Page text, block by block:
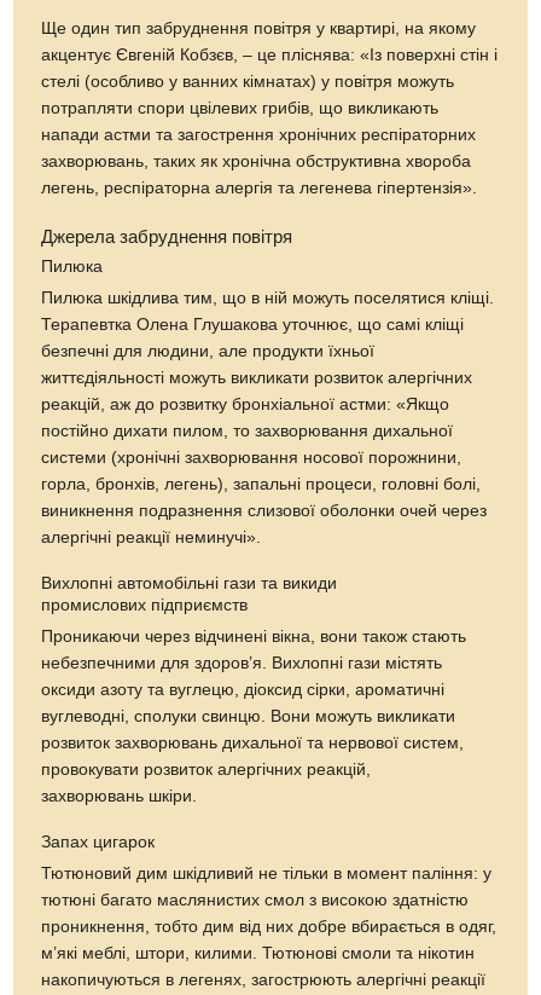
Ще один тип забруднення повітря у квартирі, на якому
акцентує Євгеній Кобзєв, – це пліснява: «Із поверхні стін і
стелі (особливо у ванних кімнатах) у повітря можуть
потрапляти спори цвілевих грибів, що викликають
напади астми та загострення хронічних респіраторних
захворювань, таких як хронічна обструктивна хвороба
легень, респіраторна алергія та легенева гіпертензія».
Джерела забруднення повітря
Пилюка
Пилюка шкідлива тим, що в ній можуть поселятися кліщі.
Терапевтка Олена Глушакова уточнює, що самі кліщі
безпечні для людини, але продукти їхньої
життєдіяльності можуть викликати розвиток алергічних
реакцій, аж до розвитку бронхіальної астми: «Якщо
постійно дихати пилом, то захворювання дихальної
системи (хронічні захворювання носової порожнини,
горла, бронхів, легень), запальні процеси, головні болі,
виникнення подразнення слизової оболонки очей через
алергічні реакції неминучі».
Вихлопні автомобільні гази та викиди
промислових підприємств
Проникаючи через відчинені вікна, вони також стають
небезпечними для здоров’я. Вихлопні гази містять
оксиди азоту та вуглецю, діоксид сірки, ароматичні
вуглеводні, сполуки свинцю. Вони можуть викликати
розвиток захворювань дихальної та нервової систем,
провокувати розвиток алергічних реакцій,
захворювань шкіри.
Запах цигарок
Тютюновий дим шкідливий не тільки в момент паління: у
тютюні багато маслянистих смол з високою здатністю
проникнення, тобто дим від них добре вбирається в одяг,
м’які меблі, штори, килими. Тютюнові смоли та нікотин
накопичуються в легенях, загострюють алергічні реакції